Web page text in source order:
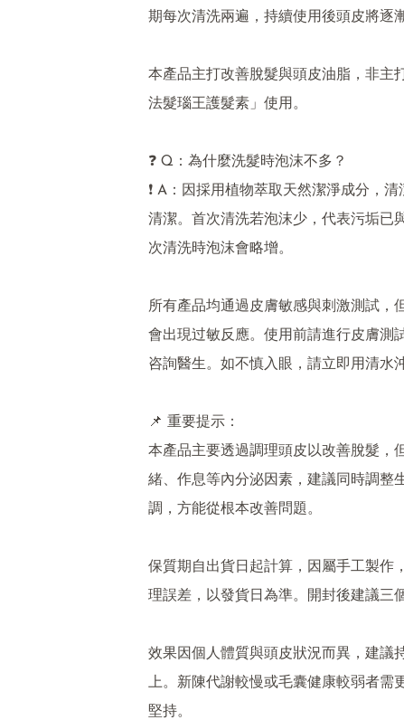
期每次清洗兩遍，持續使用後頭皮將逐
本產品主打改善脫髮與頭皮油脂，非主
法髮瑙王護髮素」使用。
❓ Q：為什麼洗髮時泡沫不多？
❗ A：因採用植物萃取天然潔淨成分，
清潔。首次清洗若泡沫少，代表污垢已
次清洗時泡沫會略增。
所有產品均通過皮膚敏感與刺激測試，
會出現过敏反應。使用前請進行皮膚測
咨詢醫生。如不慎入眼，請立即用清水
📌 重要提示：
本產品主要透過調理頭皮以改善脫髮，
緒、作息等內分泌因素，建議同時調整
調，方能從根本改善問題。
保質期自出貨日起計算，因屬手工製作
理誤差，以發貨日為準。開封後建議三
效果因個人體質與頭皮狀況而異，建議
上。新陳代謝較慢或毛囊健康較弱者需
堅持。